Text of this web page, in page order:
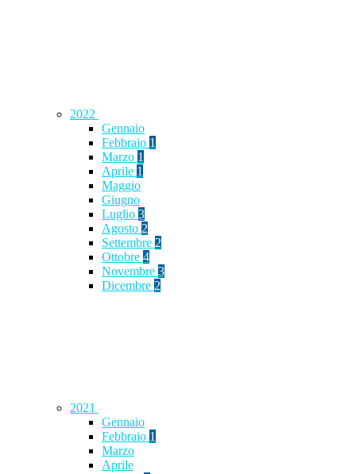
2022
Gennaio
Febbraio 1
Marzo 1
Aprile 1
Maggio
Giugno
Luglio 3
Agosto 2
Settembre 2
Ottobre 4
Novembre 3
Dicembre 2
2021
Gennaio
Febbraio 1
Marzo
Aprile